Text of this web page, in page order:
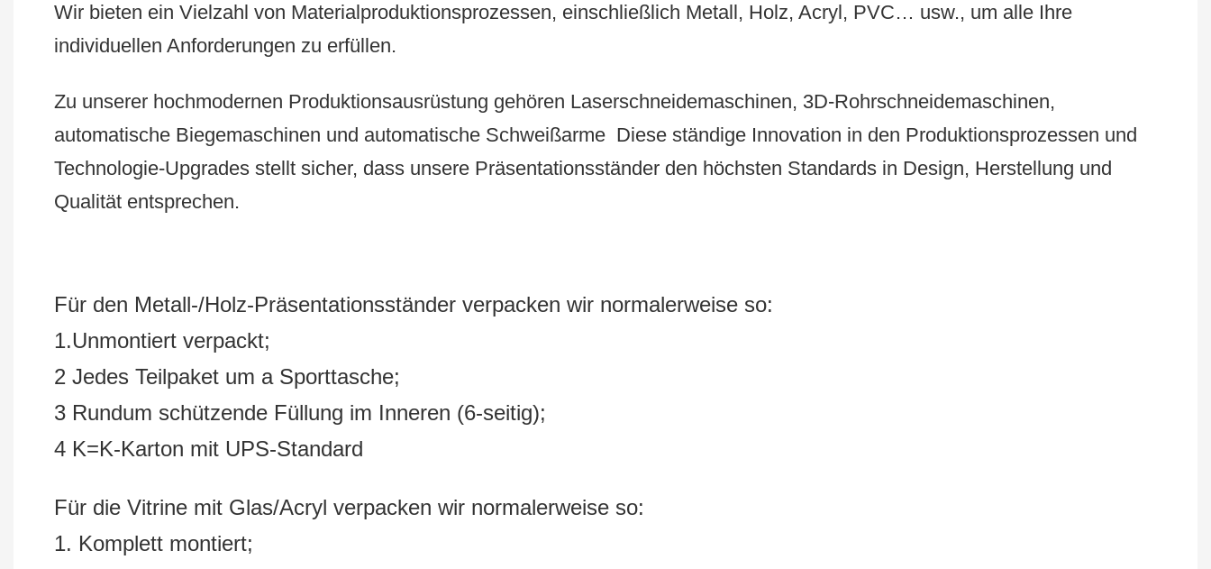
Wir bieten ein Vielzahl von Materialproduktionsprozessen, einschließlich Metall, Holz, Acryl, PVC… usw., um alle Ihre
individuellen Anforderungen zu erfüllen.
Zu unserer hochmodernen Produktionsausrüstung gehören Laserschneidemaschinen, 3D-Rohrschneidemaschinen,
automatische Biegemaschinen und automatische Schweißarme Diese ständige Innovation in den Produktionsprozessen und
Technologie-Upgrades stellt sicher, dass unsere Präsentationsständer den höchsten Standards in Design, Herstellung und
Qualität entsprechen.
Für den Metall-/Holz-Präsentationsständer verpacken wir normalerweise so:
1.Unmontiert verpackt;
2 Jedes Teilpaket um a Sporttasche;
3 Rundum schützende Füllung im Inneren (6-seitig);
4 K=K-Karton mit UPS-Standard
Für die Vitrine mit Glas/Acryl verpacken wir normalerweise so:
1. Komplett montiert;